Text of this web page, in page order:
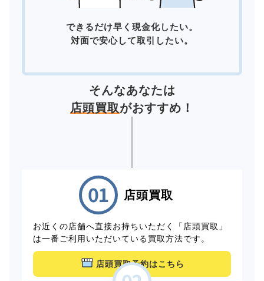
できるだけ早く現金化したい。
対面で安心して取引したい。
そんなあなたは
店頭買取がおすすめ！
店頭買取
お近くの店舗へ直接お持ちいただく「店頭買取」
は一番ご利用いただいている買取方法です。
店頭買取予約はこちら